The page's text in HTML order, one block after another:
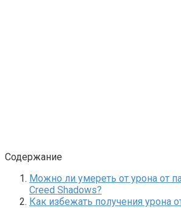
Содержание
Можно ли умереть от урона от
Creed Shadows?
Как избежать получения урона